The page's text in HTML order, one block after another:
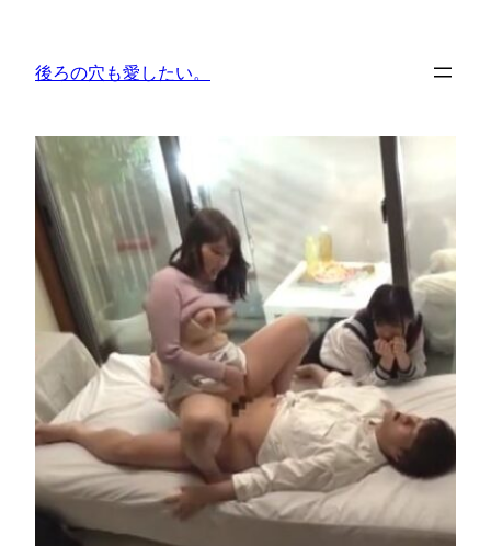
後ろの穴も愛したい。